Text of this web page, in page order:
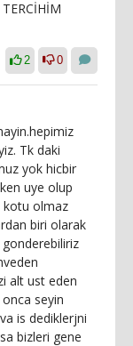
2 0
Tk daki
yok hicbir
uye olup
kotu olmaz
biri olarak
alt ust eden
seyin
is dediklerjni
bizleri gene